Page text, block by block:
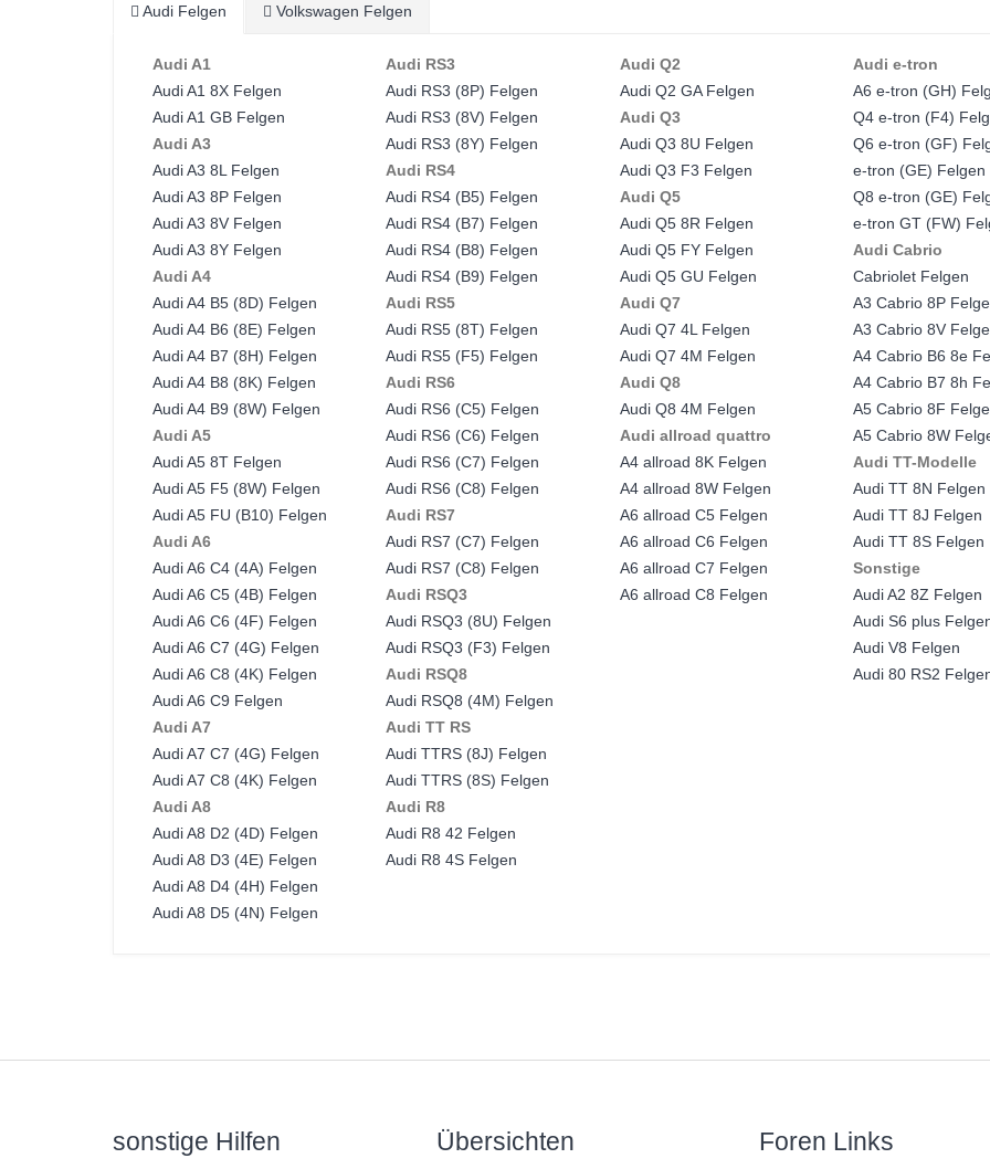
Audi Felgen Volkswagen Felgen
Audi A1
Audi A1 8X Felgen
Audi A1 GB Felgen
Audi A3
Audi A3 8L Felgen
Audi A3 8P Felgen
Audi A3 8V Felgen
Audi A3 8Y Felgen
Audi A4
Audi A4 B5 (8D) Felgen
Audi A4 B6 (8E) Felgen
Audi A4 B7 (8H) Felgen
Audi A4 B8 (8K) Felgen
Audi A4 B9 (8W) Felgen
Audi A5
Audi A5 8T Felgen
Audi A5 F5 (8W) Felgen
Audi A5 FU (B10) Felgen
Audi A6
Audi A6 C4 (4A) Felgen
Audi A6 C5 (4B) Felgen
Audi A6 C6 (4F) Felgen
Audi A6 C7 (4G) Felgen
Audi A6 C8 (4K) Felgen
Audi A6 C9 Felgen
Audi A7
Audi A7 C7 (4G) Felgen
Audi A7 C8 (4K) Felgen
Audi A8
Audi A8 D2 (4D) Felgen
Audi A8 D3 (4E) Felgen
Audi A8 D4 (4H) Felgen
Audi A8 D5 (4N) Felgen
Audi RS3
Audi RS3 (8P) Felgen
Audi RS3 (8V) Felgen
Audi RS3 (8Y) Felgen
Audi RS4
Audi RS4 (B5) Felgen
Audi RS4 (B7) Felgen
Audi RS4 (B8) Felgen
Audi RS4 (B9) Felgen
Audi RS5
Audi RS5 (8T) Felgen
Audi RS5 (F5) Felgen
Audi RS6
Audi RS6 (C5) Felgen
Audi RS6 (C6) Felgen
Audi RS6 (C7) Felgen
Audi RS6 (C8) Felgen
Audi RS7
Audi RS7 (C7) Felgen
Audi RS7 (C8) Felgen
Audi RSQ3
Audi RSQ3 (8U) Felgen
Audi RSQ3 (F3) Felgen
Audi RSQ8
Audi RSQ8 (4M) Felgen
Audi TT RS
Audi TTRS (8J) Felgen
Audi TTRS (8S) Felgen
Audi R8
Audi R8 42 Felgen
Audi R8 4S Felgen
Audi Q2
Audi Q2 GA Felgen
Audi Q3
Audi Q3 8U Felgen
Audi Q3 F3 Felgen
Audi Q5
Audi Q5 8R Felgen
Audi Q5 FY Felgen
Audi Q5 GU Felgen
Audi Q7
Audi Q7 4L Felgen
Audi Q7 4M Felgen
Audi Q8
Audi Q8 4M Felgen
Audi allroad quattro
A4 allroad 8K Felgen
A4 allroad 8W Felgen
A6 allroad C5 Felgen
A6 allroad C6 Felgen
A6 allroad C7 Felgen
A6 allroad C8 Felgen
Audi e-tron
A6 e-tron (GH)
Q4 e-tron (F4)
Q6 e-tron (GF)
e-tron (GE) Felgen
Q8 e-tron (GE)
e-tron GT (FW)
Audi Cabrio
Cabriolet Felgen
A3 Cabrio 8P
A3 Cabrio 8V
A4 Cabrio B6 8e
A4 Cabrio B7 8h
A5 Cabrio 8F
A5 Cabrio 8W
Audi TT-Modelle
Audi TT 8N Felgen
Audi TT 8J Felgen
Audi TT 8S Felgen
Sonstige
Audi A2 8Z Felgen
Audi S6 plus
Audi V8 Felgen
Audi 80 RS2
sonstige Hilfen Übersichten Foren Links